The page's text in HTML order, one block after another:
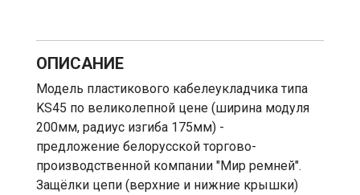
ОПИСАНИЕ
Модель пластикового кабелеукладчика типа
KS45 по великолепной цене (ширина модуля
200мм, радиус изгиба 175мм) -
предложение белорусской торгово-
производственной компании "Мир ремней".
Защёлки цепи (верхние и нижние крышки)